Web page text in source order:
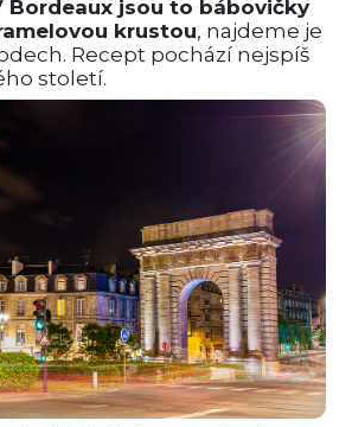
Bordeaux jsou to bábovičky
krustou, najdeme je
Recept pochází nejspíš
století.